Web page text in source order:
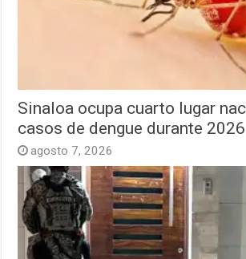
Sinaloa ocupa cuarto lugar
casos de dengue durante 2026
agosto 7, 2026